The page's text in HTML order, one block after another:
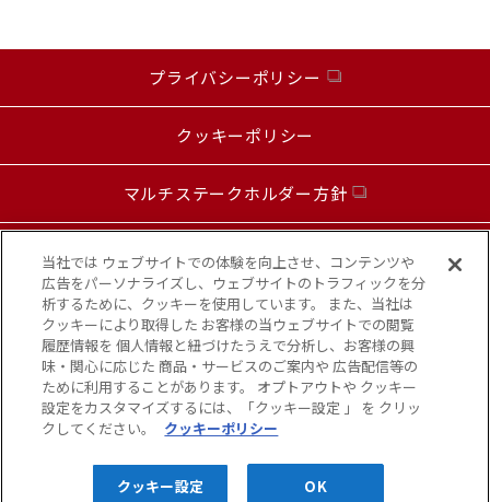
プライバシーポリシー
クッキーポリシー
マルチステークホルダー方針
お問い合わせ
カスタマーハラスメントに対する基本方針
お知らせ
Copyright© KANSAI FOOD MARKET,INC. All Rights Reserved.
当社では ウェブサイトでの体験を向上させ、コンテンツや
広告をパーソナライズし、ウェブサイトのトラフィックを分
析するために、クッキーを使用しています。 また、当社は
クッキーにより取得した お客様の当ウェブサイトでの閲覧
履歴情報を 個人情報と紐づけたうえで分析し、お客様の興
味・関心に応じた 商品・サービスのご案内や 広告配信等の
ために利用することがあります。 オプトアウトや クッキー
設定をカスタマイズするには、「クッキー設定 」 を クリッ
クしてください。
クッキーポリシー
クッキー設定 OK